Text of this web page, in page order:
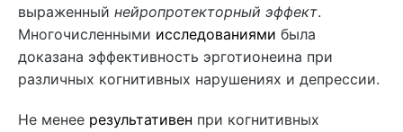
выраженный нейропротекторный эффект.
Многочисленными исследованиями была
доказана эффективность эрготионеина при
различных когнитивных нарушениях и депрессии.
Не менее результативен при когнитивных